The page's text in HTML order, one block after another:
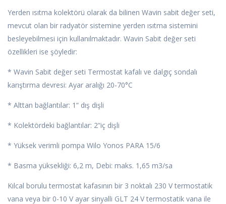
Yerden ısıtma kolektörü olarak da bilinen Wavin sabit değer seti,
mevcut olan bir radyatör sistemine yerden ısıtma sistemini
besleyebilmesi için kullanılmaktadır. Wavin Sabit değer seti
özellikleri ise şöyledir:
* Wavin Sabit değer seti Termostat kafalı ve dalgıç sondalı
karıştırma devresi: Ayar aralığı 20-70°C
* Alttan bağlantılar: 1“ dış dişli
* Kolektördeki bağlantılar: 2“iç dişli
* Yüksek verimli pompa Wilo Yonos PARA 15/6
* Basma yüksekliği: 6,2 m, Debi: maks. 1,65 m3/sa
Kılcal borulu termostat kafasının bir 3 noktalı 230 V termostatik
vana veya bir 0-10 V ayar sinyalli GLT 24 V termostatik vana ile